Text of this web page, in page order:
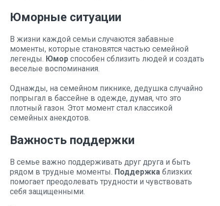
Юморные ситуации
В жизни каждой семьи случаются забавные
моменты, которые становятся частью семейной
легенды. Юмор способен сблизить людей и создать
веселые воспоминания.
Однажды, на семейном пикнике, дедушка случайно
попрыгал в бассейне в одежде, думая, что это
плотный газон. Этот момент стал классикой
семейных анекдотов.
Важность поддержки
В семье важно поддерживать друг друга и быть
рядом в трудные моменты. Поддержка близких
помогает преодолевать трудности и чувствовать
себя защищенными.